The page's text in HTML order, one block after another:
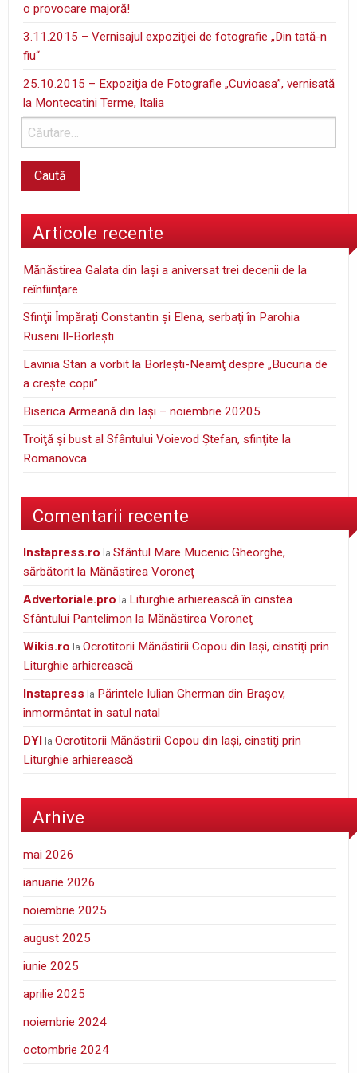
o provocare majoră!
3.11.2015 – Vernisajul expoziţiei de fotografie „Din tată-n
fiu“
25.10.2015 – Expoziţia de Fotografie „Cuvioasa”, vernisată
la Montecatini Terme, Italia
Articole recente
Mănăstirea Galata din Iaşi a aniversat trei decenii de la
reînfiinţare
Sfinţii Împărați Constantin și Elena, serbaţi în Parohia
Ruseni II-Borleşti
Lavinia Stan a vorbit la Borleşti-Neamţ despre „Bucuria de
a creşte copii”
Biserica Armeană din Iași – noiembrie 20205
Troiţă şi bust al Sfântului Voievod Ştefan, sfinţite la
Romanovca
Comentarii recente
instapress.ro laSfântul Mare Mucenic Gheorghe,
sărbătorit la Mănăstirea Voroneț
Advertoriale.pro la Liturghie arhierească în cinstea
Sfântului Pantelimon la Mănăstirea Voroneţ
wikis.ro laOcrotitorii Mănăstirii Copou din Iaşi, cinstiţi prin
Liturghie arhierească
Instapress la Părintele Iulian Gherman din Braşov,
înmormântat în satul natal
DYI
laOcrotitorii Mănăstirii Copou din Iaşi, cinstiţi prin
Liturghie arhierească
Arhive
mai 2026
ianuarie 2026
noiembrie 2025
august 2025
iunie 2025
aprilie 2025
noiembrie 2024
octombrie 2024